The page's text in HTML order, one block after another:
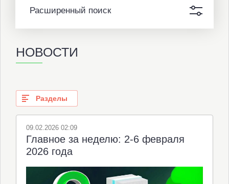
Расширенный поиск
НОВОСТИ
Разделы
09.02.2026 02:09
Главное за неделю: 2-6 февраля
2026 года